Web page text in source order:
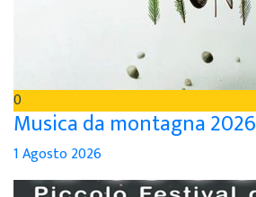
0
Musica da montagna 2026
1 Agosto 2026